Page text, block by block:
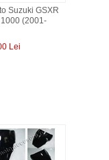
Suzuki GSXR
(2001-
Lei